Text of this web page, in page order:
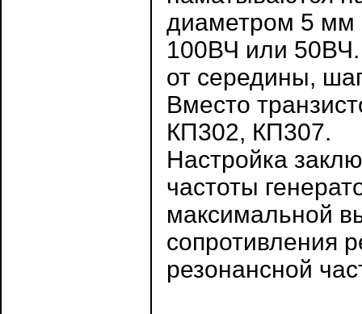
диаметром 5 мм
100ВЧ или
от середины,
Вместо
КП302, КП307.
Настройка
частоты
максимальной
сопротивления
резонансной